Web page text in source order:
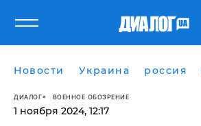
Новости Украина россия
ДИАЛОГ ВОЕННОЕ ОБОЗРЕНИЕ
1 ноября 2024, 12:17